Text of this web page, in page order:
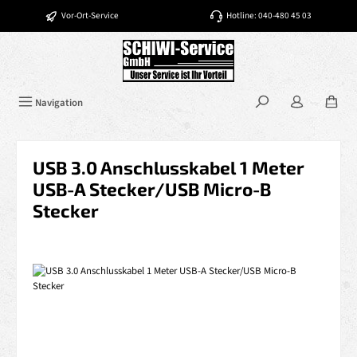
Zum Hauptinhalt springen
Vor-Ort-Service Hotline: 040-480 45 03
Navigation
USB 3.0 Anschlusskabel 1 Meter
USB-A Stecker/USB Micro-B
Stecker
Bildergalerie überspringen